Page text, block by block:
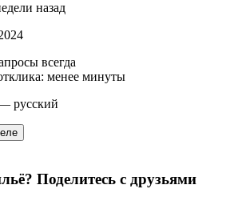
назад
всегда
менее минуты
русский
Поделитесь с друзьями